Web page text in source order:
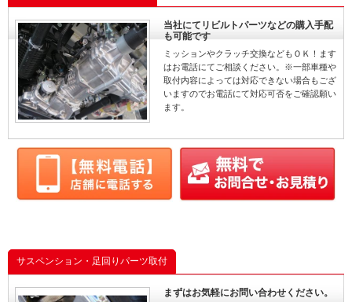
当社にてリビルトパーツなどの購入手配
も可能です
ミッションやクラッチ交換などもＯＫ！ます
はお電話にてご相談ください。※一部車種や
取付内容によっては対応できない場合もござ
いますのでお電話にて対応可否をご確認願い
ます。
サスペンション・足回りパーツ取付
まずはお気軽にお問い合わせください。